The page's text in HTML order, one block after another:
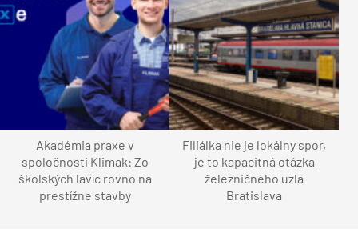
Akadémia praxe v
spoločnosti Klimak: Zo
školských lavíc rovno na
prestížne stavby
Filiálka nie je lokálny spor,
je to kapacitná otázka
železničného uzla
Bratislava